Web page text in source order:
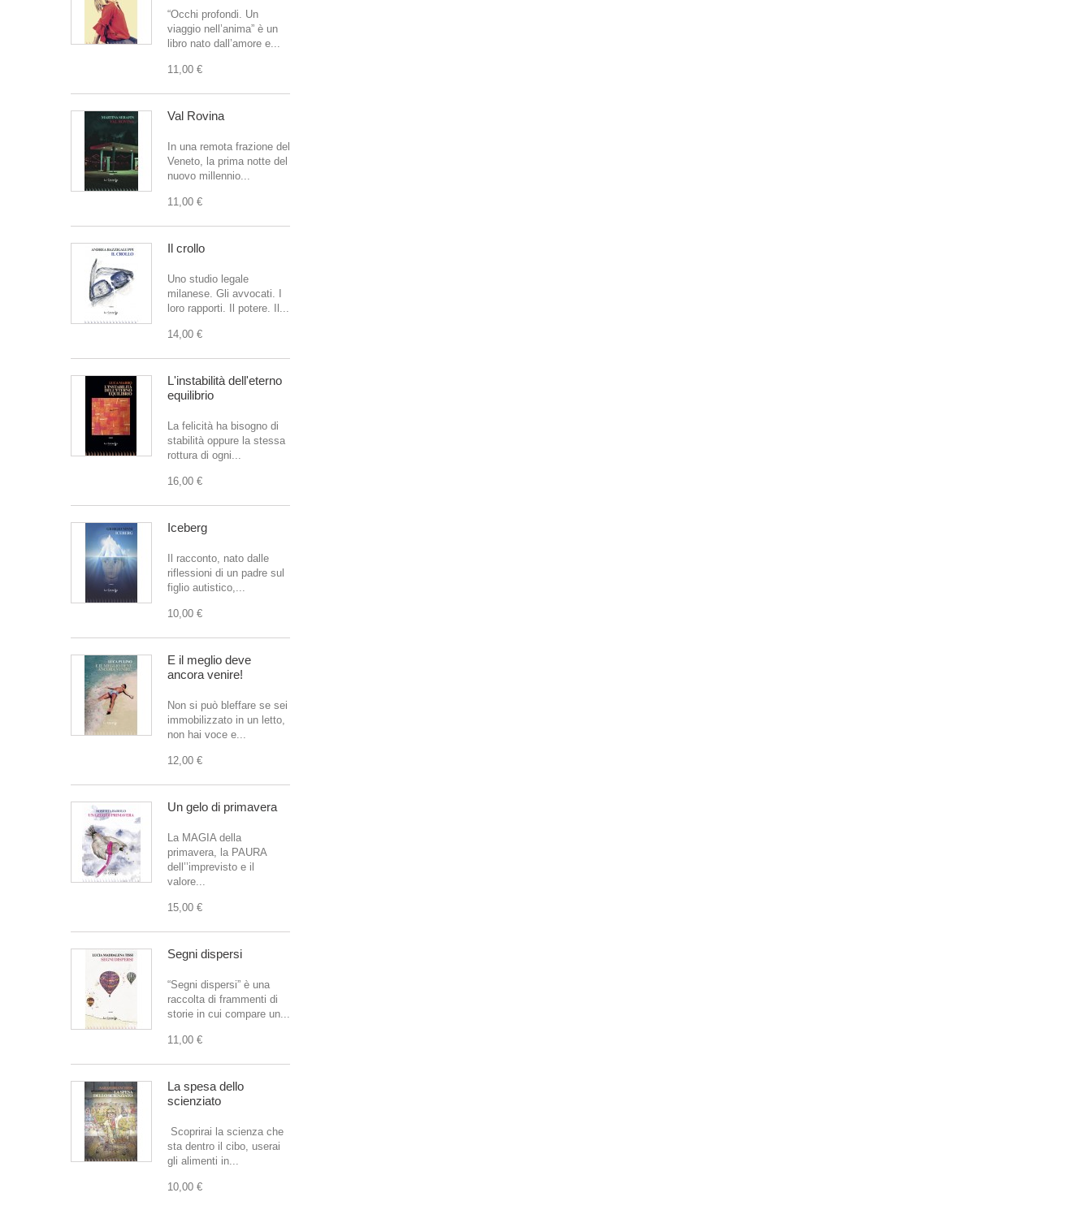
“Occhi profondi. Un
viaggio nell’anima” è un
libro nato dall’amore e...
11,00 €
Val Rovina
In una remota frazione del
Veneto, la prima notte del
nuovo millennio...
11,00 €
Il crollo
Uno studio legale
milanese. Gli avvocati. I
loro rapporti. Il potere. Il...
14,00 €
L'instabilità dell'eterno
equilibrio
La felicità ha bisogno di
stabilità oppure la stessa
rottura di ogni...
16,00 €
Iceberg
Il racconto, nato dalle
riflessioni di un padre sul
figlio autistico,...
10,00 €
E il meglio deve
ancora venire!
Non si può bleffare se sei
immobilizzato in un letto,
non hai voce e...
12,00 €
Un gelo di primavera
La MAGIA della
primavera, la PAURA
dell’’imprevisto e il
valore...
15,00 €
Segni dispersi
“Segni dispersi” è una
raccolta di frammenti di
storie in cui compare un...
11,00 €
La spesa dello
scienziato
Scoprirai la scienza che
sta dentro il cibo, userai
gli alimenti in...
10,00 €